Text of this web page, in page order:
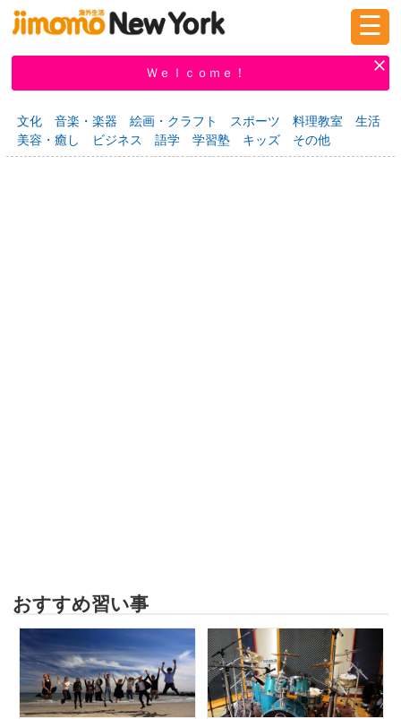
掲示板 タウン情報 教えて！
☰
Ｗｅｌｃｏｍｅ！
文化 音楽・楽器 絵画・クラフト スポーツ 料理教室
生活
美容・癒し
ビジネス 語学 学習塾 キッズ その他
おすすめ習い事